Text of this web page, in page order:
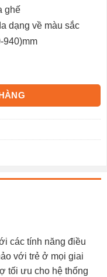
ghế
dạng về màu sắc
940)mm
các tính năng điều
với trẻ ở mọi giai
tối ưu cho hệ thống